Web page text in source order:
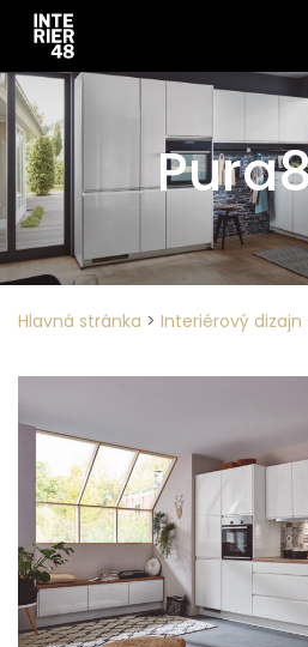
Hlavná stránka > Interiérový dizajn